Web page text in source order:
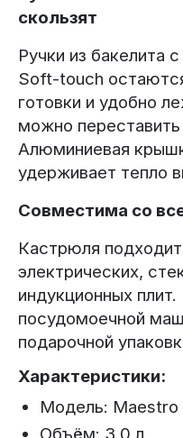
скользят
Ручки из бакелита
Soft-touch
готовки и удобно
можно переставить
Алюминиевая
удерживает тепло
Совместима со
Кастрюля
электрических,
индукционных
посудомоечной
подарочной
Характеристики:
Модель: Maestro